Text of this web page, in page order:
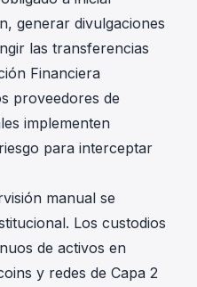
generar divulgaciones
las transferencias
Financiera
proveedores de
implementen
para interceptar
manual se
Los custodios
de activos en
y redes de Capa 2